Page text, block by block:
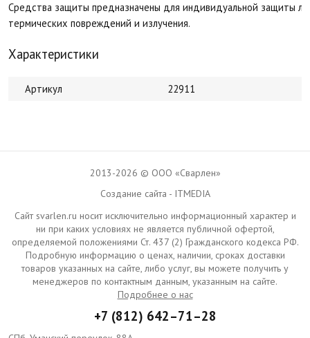
Средства защиты предназначены для индивидуальной защиты
термических повреждений и излучения.
Характеристики
Артикул 22911
2013-2026 © ООО «Сварлен»
Создание сайта - ITMEDIA
Сайт svarlen.ru носит исключительно информационный характер и
ни при каких условиях не является публичной офертой,
определяемой положениями Ст. 437 (2) Гражданского кодекса РФ.
Подробную информацию о ценах, наличии, сроках доставки
товаров указанных на сайте, либо услуг, вы можете получить у
менеджеров по контактным данным, указанным на сайте.
Подробнее о нас
+7 (812) 642–71–28